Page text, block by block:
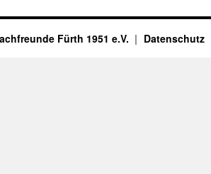
Fürth 1951 e.V. Datenschutz